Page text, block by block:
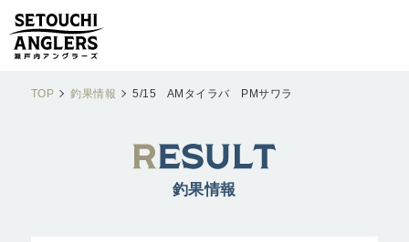
TOP 釣果情報 5/15 AMタイラバ PMサワラ
釣果情報